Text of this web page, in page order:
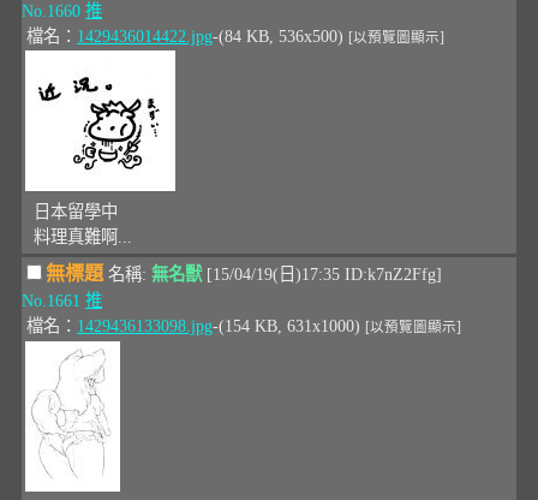
No.1660 推
檔名： 1429436014422.jpg-(84 KB, 536x500) [以預覽圖顯示]
日本留學中
料理真難啊...
無標題名稱: 無名獸[15/04/19(日)17:35 ID:k7nZ2Ffg]
No.1661 推
檔名： 1429436133098.jpg-(154 KB, 631x1000) [以預覽圖顯示]